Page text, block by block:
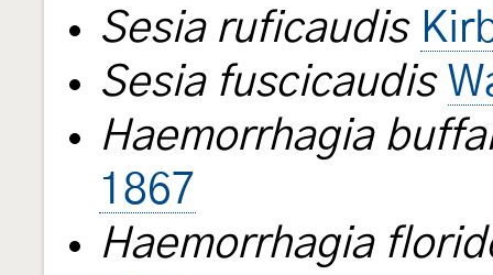
Sesia ruficaudis
Sesia fuscicaudis
Haemorrhagia
1867
Haemorrhagia